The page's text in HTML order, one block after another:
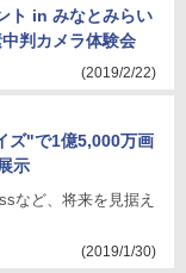
ト in みなとみらい
判カメラ体験会
(2019/2/22)
ズ"で1億5,000万画
示
など、将来を見据え
(2019/1/30)